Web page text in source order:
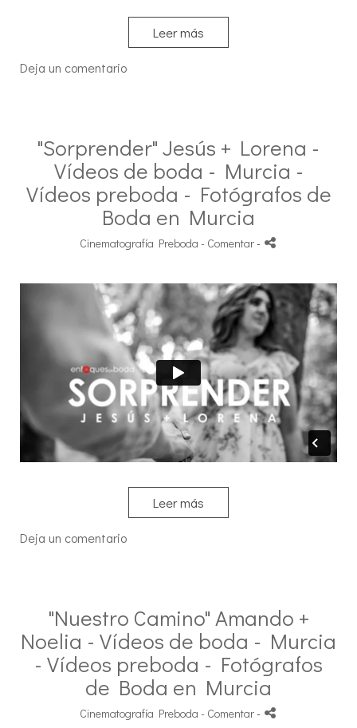
Leer más
Deja un comentario
"Sorprender" Jesús + Lorena -
Vídeos de boda - Murcia -
Vídeos preboda - Fotógrafos de
Boda en Murcia
Cinematografía Preboda - Comentar-
Leer más
Deja un comentario
"Nuestro Camino" Amando +
Noelia - Vídeos de boda - Murcia
- Vídeos preboda - Fotógrafos
de Boda en Murcia
Cinematografía Preboda - Comentar-